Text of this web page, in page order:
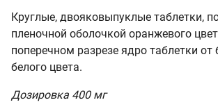
Круглые, двояковыпуклые таблетки,
пленочной оболочкой оранжевого
поперечном разрезе ядро таблетки от
белого цвета.
Дозировка 400 мг